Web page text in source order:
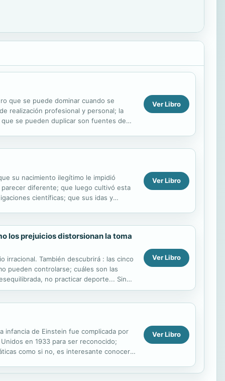
que se puede dominar cuando se
realización profesional y personal; la
se pueden duplicar son fuentes de
Ver Libro
su nacimiento ilegítimo le impidió
diferente; que luego cultivó esta
científicas; que sus idas y
Ver Libro
los prejuicios distorsionan la toma
irracional. También descubrirá : las cinco
pueden controlarse; cuáles son las
no practicar deporte... Sin
Ver Libro
infancia de Einstein fue complicada por
en 1933 para ser reconocido;
como si no, es interesante conocer a
Ver Libro